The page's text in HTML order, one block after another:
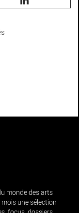
monde des arts
une sélection